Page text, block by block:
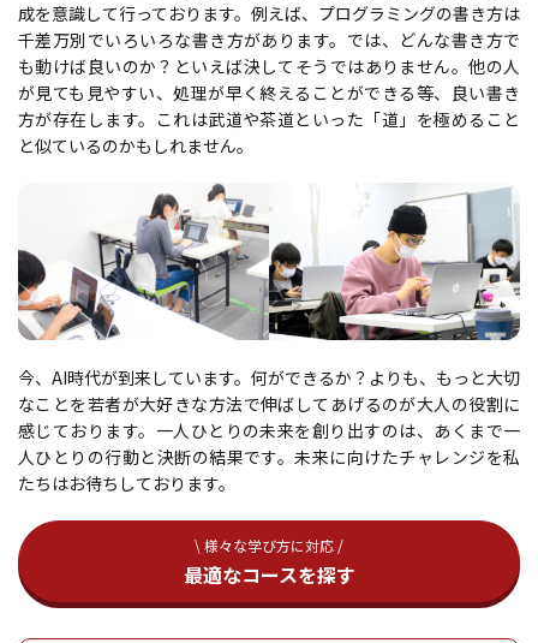
成を意識して行っております。例えば、プログラミングの書き方は
千差万別でいろいろな書き方があります。では、どんな書き方で
も動けば良いのか？といえば決してそうではありません。他の人
が見ても見やすい、処理が早く終えることができる等、良い書き
方が存在します。これは武道や茶道といった「道」を極めること
と似ているのかもしれません。
今、AI時代が到来しています。何ができるか？よりも、もっと大切
なことを若者が大好きな方法で伸ばしてあげるのが大人の役割に
感じております。一人ひとりの未来を創り出すのは、あくまで一
人ひとりの行動と決断の結果です。未来に向けたチャレンジを私
たちはお待ちしております。
\ 様々な学び方に対応 /
最適なコースを探す